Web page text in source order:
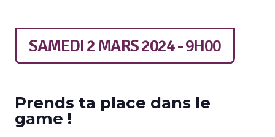
SAMEDI 2 MARS 2024 - 9H00
Prends ta place dans le
game !